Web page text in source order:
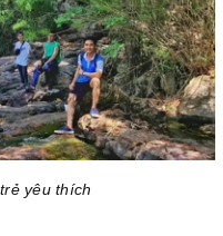
yêu thích